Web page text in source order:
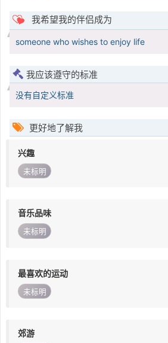
我希望我的伴侣成为
someone who wishes to enjoy life
我应该遵守的标准
没有自定义标准
更好地了解我
兴趣
未标明
音乐品味
未标明
最喜欢的运动
未标明
郊游